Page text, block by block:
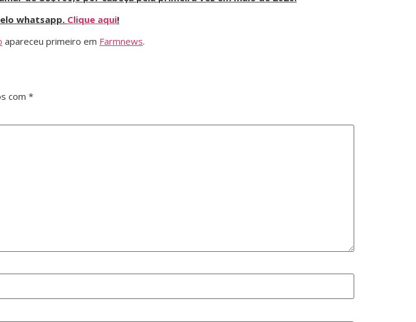
whatsapp. Clique aqui!
apareceu primeiro em Farmnews.
com *